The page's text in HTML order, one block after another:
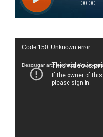
Reproductor
vídeo
Code 150: Unknown error.
Descargar archivo: https://